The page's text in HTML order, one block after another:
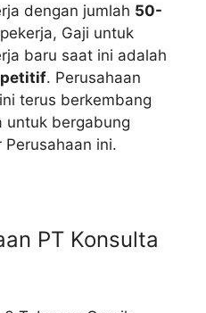
dengan jumlah 50-
pekerja, Gaji untuk
baru saat ini adalah
. Perusahaan
terus berkembang
untuk bergabung
ini.
PT Konsulta